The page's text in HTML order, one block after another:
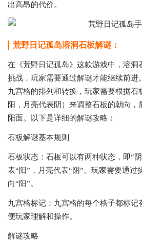
出高昂的代价。
荒野日记孤岛溶洞石板解谜：
在《‌荒野日记孤岛》这款游戏中，‌溶洞
挑战，玩家需要通过解谜才能继续前进
九宫格的排列和转换，玩家需要根据石
阳，月亮代表阴）来调整石板的朝向，
阳面。以下是详细的解谜攻略：‌
石板解谜基本规则
石板状态‌：石板可以有两种状态，即“
表“阳”，月亮代表“阴”。玩家需要通过
向“阳”。
九宫格标记‌：九宫格的每个格子都标记
便玩家理解和操作。
解谜攻略